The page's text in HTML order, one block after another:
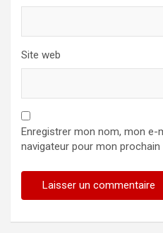
Site web
Enregistrer mon nom, mon e-
navigateur pour mon